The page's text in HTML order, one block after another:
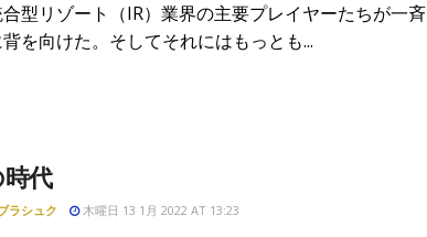
型リゾート（IR）業界の主要プレイヤーたちが一斉
を向けた。そしてそれにはもっとも...
代
ラシュク 木曜日 13 1月 2022 AT 13:23